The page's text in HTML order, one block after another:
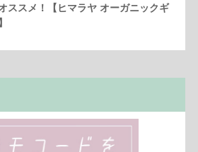
ススメ！【ヒマラヤ オーガニックギ